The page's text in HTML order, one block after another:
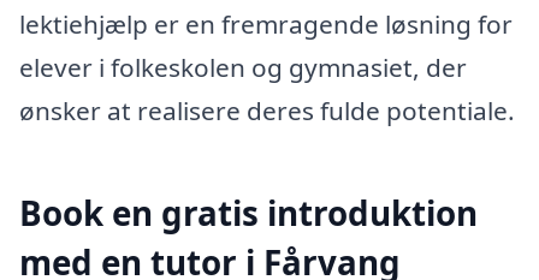
lektiehjælp er en fremragende løsning for
elever i folkeskolen og gymnasiet, der
ønsker at realisere deres fulde potentiale.
Book en gratis introduktion
med en tutor i Fårvang